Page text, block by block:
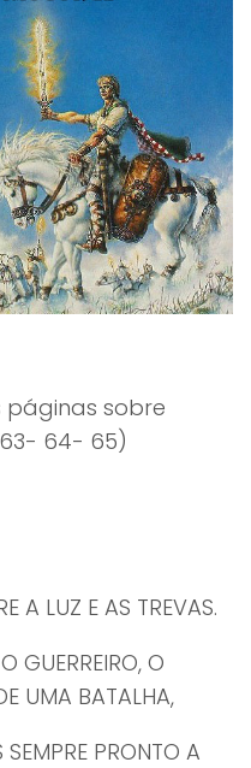
sobre
63- 64- 65)
A LUZ E AS TREVAS.
GUERREIRO, O
UMA BATALHA,
PRONTO A